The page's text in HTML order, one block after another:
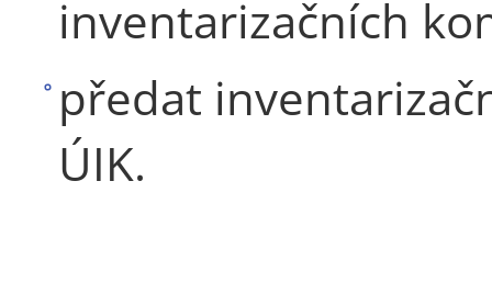
inventarizačních
předat
ÚIK.